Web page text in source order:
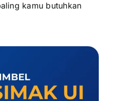
kamu butuhkan